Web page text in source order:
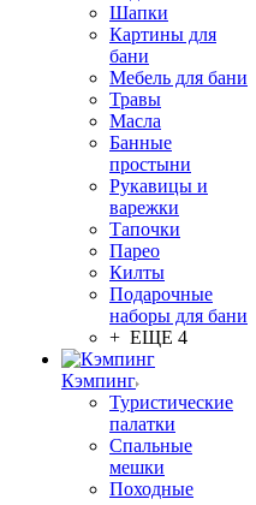
Шапки
Картины для
бани
Мебель для бани
Травы
Масла
Банные
простыни
Рукавицы и
варежки
Тапочки
Парео
Килты
Подарочные
наборы для бани
+ ЕЩЕ 4
Кэмпинг
Туристические
палатки
Спальные
мешки
Походные